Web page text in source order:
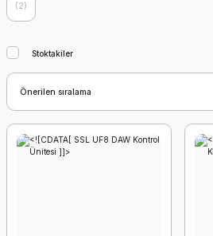
(2)
Stoktakiler